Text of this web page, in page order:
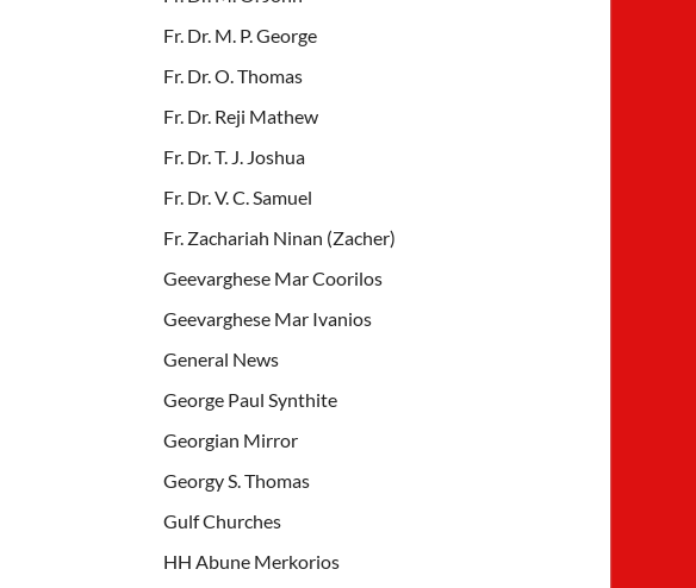
Fr. Dr. M. P. George
Fr. Dr. O. Thomas
Fr. Dr. Reji Mathew
Fr. Dr. T. J. Joshua
Fr. Dr. V. C. Samuel
Fr. Zachariah Ninan (Zacher)
Geevarghese Mar Coorilos
Geevarghese Mar Ivanios
General News
George Paul Synthite
Georgian Mirror
Georgy S. Thomas
Gulf Churches
HH Abune Merkorios